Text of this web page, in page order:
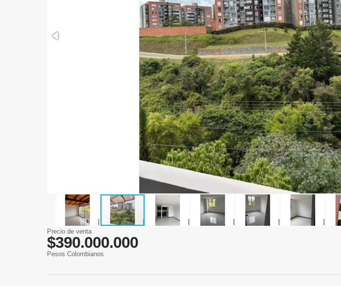
Precio de venta
$390.000.000
Pesos Colombianos